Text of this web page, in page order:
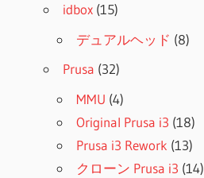
idbox (15)
デュアルヘッド (8)
Prusa (32)
MMU (4)
Original Prusa i3 (18)
Prusa i3 Rework (13)
クローン Prusa i3 (14)